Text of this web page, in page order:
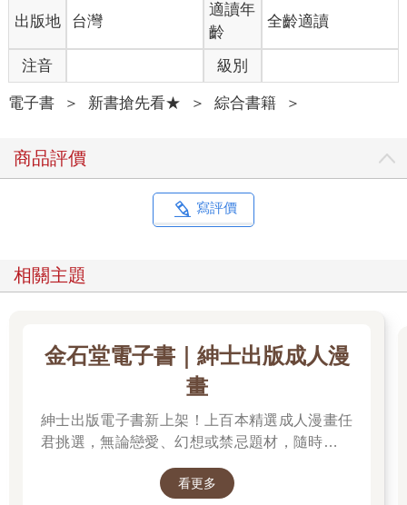
出版地 台灣
適讀年
齡
全齡適讀
注音 級別
電子書 ＞ 新書搶先看★ ＞ 綜合書籍 ＞
商品評價
寫評價
相關主題
金石堂電子書｜紳士出版成人漫
畫
紳士出版電子書新上架！上百本精選成人漫畫任
君挑選，無論戀愛、幻想或禁忌題材，隨時開讀
看更多